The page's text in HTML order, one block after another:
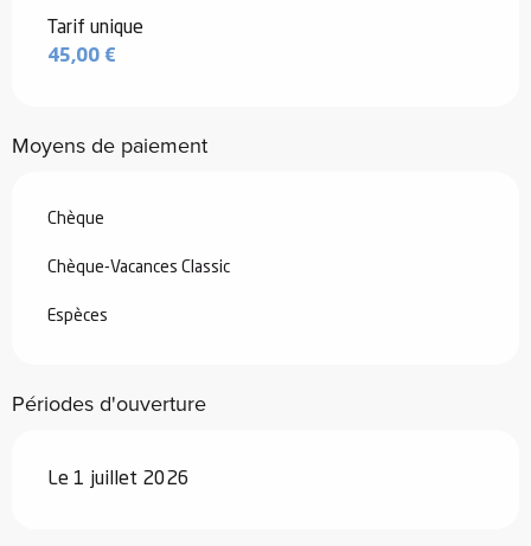
Tarif unique
45,00 €
Moyens de paiement
Chèque
Chèque-Vacances Classic
Espèces
Périodes d'ouverture
Le 1 juillet 2026